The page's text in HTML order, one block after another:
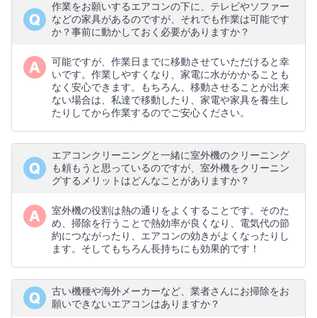
作業をお願いするエアコンの下に、テレビやソファー
などの家具があるのですが、それでも作業は可能です
か？事前に動かしておく必要がありますか？
可能ですが、作業日までに移動させていただけると幸
いです。作業しやすくなり、家電に水がかかることも
なく安心できます。もちろん、移動させることが出来
ない場合は、私達で移動したり、家電や家具を養生し
たりしてから作業するのでご安心ください。
エアコンクリーニングと一緒に室外機のクリーニング
も頼もうと思っているのですが、室外機をクリーニン
グするメリットはどんなことがありますか？
室外機の役割は熱の通りをよくすることです。そのた
め、掃除を行うことで熱効率が良くなり、電気代の節
約につながったり、エアコンの効きがよくなったりし
ます。そしてもちろん長持ちにも効果的です！
古い機種や海外メーカーなど、業者さんにお掃除をお
願いできないエアコンはありますか？